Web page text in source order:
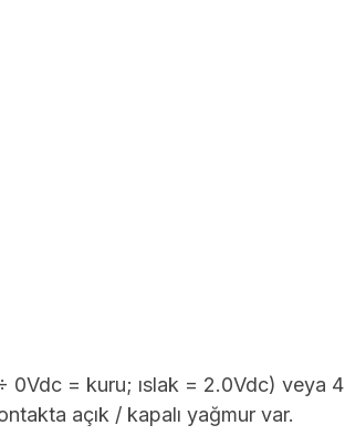
0Vdc = kuru; ıslak = 2.0Vdc) veya 4
açık / kapalı yağmur var.